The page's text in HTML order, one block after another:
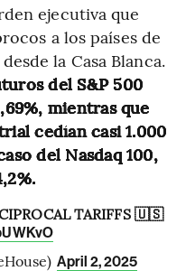
ejecutiva que
a los países de
la Casa Blanca.
del S&P 500
mientras que
cedían casi 1.000
del Nasdaq 100,
TARIFFS 🇺🇸
April 2, 2025